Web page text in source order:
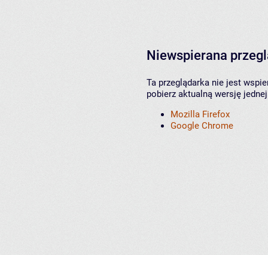
Niewspierana
Ta przeglądarka nie jest
pobierz aktualną wersję
Mozilla Firefox
Google Chrome